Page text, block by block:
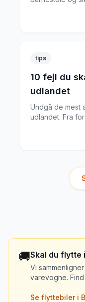
tips
10 fejl du
udlandet
Undgå de mest
udlandet. Fra
🚚Skal du flytte i
Vi
varevogne.
Se flyttebiler i